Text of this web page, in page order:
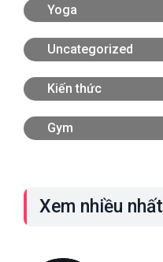
Yoga
Uncategorized
Kiến thức
Gym
Xem nhiều nhất